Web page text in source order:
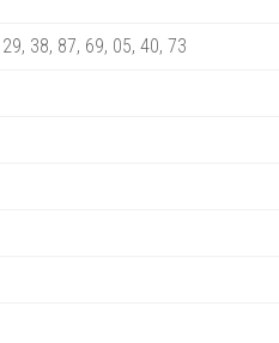
38, 87, 69, 05, 40, 73